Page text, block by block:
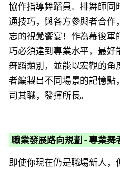
協作指導舞蹈員。排舞師同
通技巧，與各方參與者合作
忘的視覺饗宴！作為幕後軍
巧必須達到專業水平，最好
舞蹈類別，並能以宏觀的角
者編製出不同場景的記憶點
司其職，發揮所長。
職業發展路向規劃 - 專業
即使你現在仍是職場新人，